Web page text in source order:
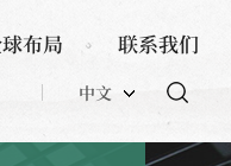
中文
布局 联系我们